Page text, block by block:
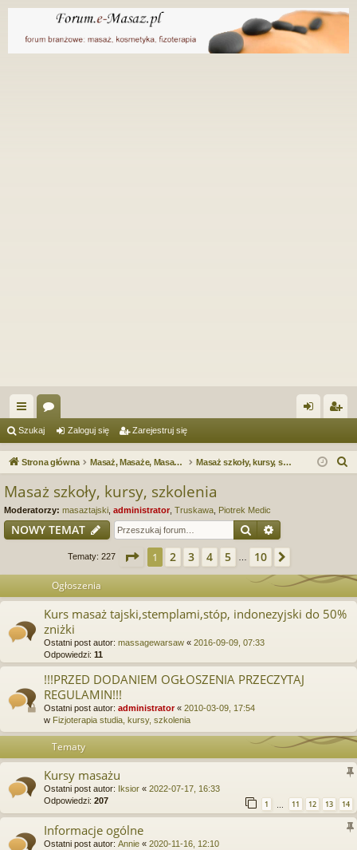
ię
ce
or
a og ej
ę
Szukaj Zaloguj się Zarejestruj się
Strona główna Masaż, Masaże, Masażyści. Forum serwisu e-Masaz.pl Masaż szkoły, kursy, szkolenia
Masaż szkoły, kursy, szkolenia
Moderatorzy: masaztajski administrator Truskawa Piotrek Medic
NOWY TEMAT SzukajWyszukiwanie
Tematy: 227 Strona z 10
1 2 3 4 5 10
Ogłoszenia
Kurs masaż tajski,stemplami,stóp, indonezyjski do 50%
zniżki
Ostatni post autor: massagewarsaw « 2016-09-09, 07:33
Odpowiedzi: 11
!!!PRZED DODANIEM OGŁOSZENIA PRZECZYTAJ
REGULAMIN!!!
Ostatni post autor: administrator« 2010-03-09, 17:54
w Fizjoterapia studia, kursy, szkolenia
Tematy
Kursy masażu
Ostatni post autor: Iksior « 2022-07-17, 16:33
Odpowiedzi: 207 1 … 11 12 13 14
Informacje ogólne
Ostatni post autor: Annie « 2020-11-16, 12:10